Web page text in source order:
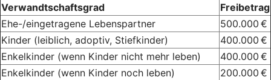
Verwandtschaftsgrad
Freibetrag
Ehe-/eingetragene Lebenspartner
500.000 €
Kinder (leiblich, adoptiv, Stiefkinder)
400.000 €
Enkelkinder (wenn Kinder nicht mehr leben)
400.000 €
Enkelkinder (wenn Kinder noch leben)
200.000 €